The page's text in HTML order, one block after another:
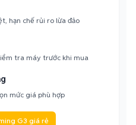
hạn chế rủi ro lừa đảo
tra máy trước khi mua
mức giá phù hợp
G3 giá rẻ